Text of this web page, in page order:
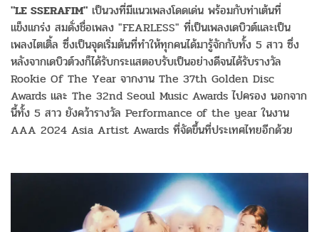
"LE SSERAFIM" เป็นวงที่มีแนวเพลงโดดเด่น พร้อมกับท่าเต้นที่
แข็งแกร่ง สมดั่งชื่อเพลง "FEARLESS" ที่เป็นเพลงเดบิวต์และเป็น
เพลงไตเติ้ล ซึ่งเป็นจุดเริ่มต้นที่ทำให้ทุกคนได้มารู้จักกับทั้ง 5 สาว ซึ่ง
หลังจากเดบิวต์วงก็ได้รับกระแสตอบรับเป็นอย่างดีจนได้รับรางวัล
Rookie Of The Year จากงาน The 37th Golden Disc
Awards และ The 32nd Seoul Music Awards ไปครอง นอกจาก
นี้ทั้ง 5 สาว ยังคว้ารางวัล Performance of the year ในงาน
AAA 2024 Asia Artist Awards ที่จัดขึ้นที่ประเทศไทยอีกด้วย